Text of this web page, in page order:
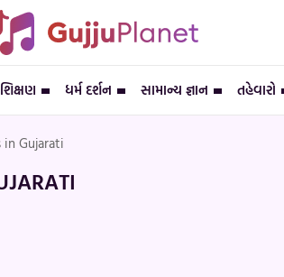
શિક્ષણ ધર્મ દર્શન સામાન્ય જ્ઞાન તહેવારો
Gujarati